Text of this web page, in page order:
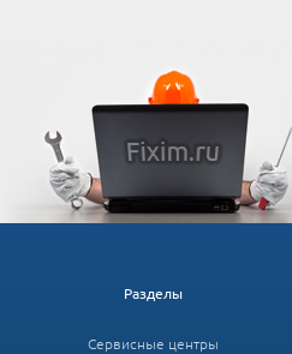
Разделы
Сервисные центры